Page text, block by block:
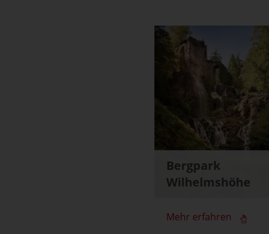
Bergpark
Wilhelmshöhe
Mehr erfahren